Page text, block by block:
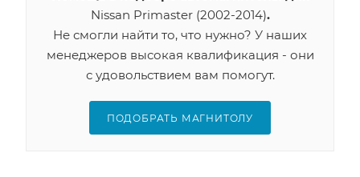
Nissan Primaster (2002-2014).
Не смогли найти то, что нужно? У наших
менеджеров высокая квалификация - они
с удовольствием вам помогут.
ПОДОБРАТЬ МАГНИТОЛУ